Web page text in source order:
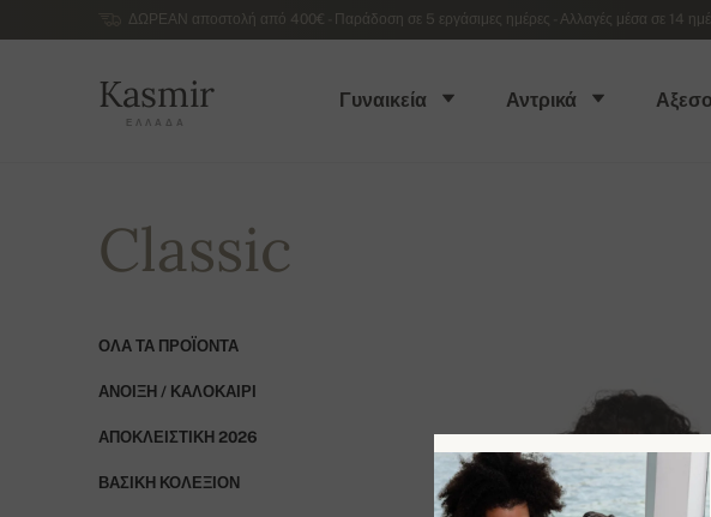
ΔΩΡΕΑΝ αποστολή από 400€ - Παράδοση σε 5 εργάσιμες ημέρες - Αλλαγές μέσα σε 14
Kasmir
ΕΛΛΆΔΑ
Γυναικεία Αντρικά
Classic
ΌΛΑ ΤΑ ΠΡΟΪΌΝΤΑ
ΆΝΟΙΞΗ / ΚΑΛΟΚΑΊΡΙ
ΑΠΟΚΛΕΙΣΤΙΚΉ 2026
ΒΑΣΙΚΉ ΚΟΛΕΞΙΌΝ